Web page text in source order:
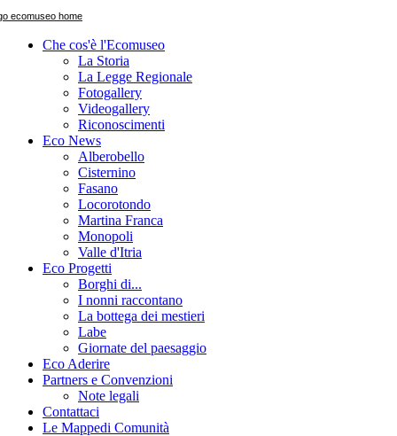
Che cos'è l'Ecomuseo
La Storia
La Legge Regionale
Fotogallery
Videogallery
Riconoscimenti
Eco News
Alberobello
Cisternino
Fasano
Locorotondo
Martina Franca
Monopoli
Valle d'Itria
Eco Progetti
Borghi di...
I nonni raccontano
La bottega dei mestieri
Labe
Giornate del paesaggio
Eco Aderire
Partners e Convenzioni
Note legali
Contattaci
Le Mappedi Comunità